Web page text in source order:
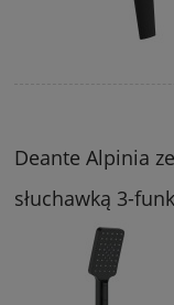
Deante Alpinia
słuchawką 3-